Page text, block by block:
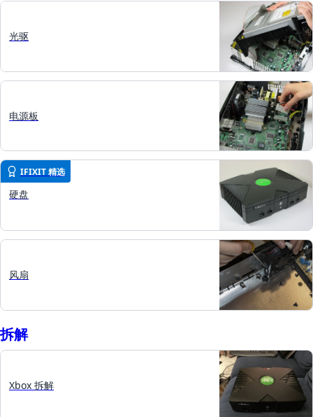
光驱
电源板
IFIXIT 精选
硬盘
风扇
拆​解
Xbox 拆解